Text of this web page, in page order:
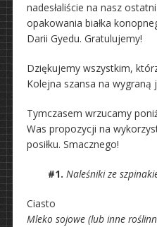
nadesłaliście na nasz
opakowania białka
Darii Gyedu. Gratulujemy!
Dziękujemy wszystkim,
Kolejna szansa na wygraną
Tymczasem wrzucamy
Was propozycji na
posiłku. Smacznego!
#1. Naleśniki ze
Ciasto
Mleko sojowe (lub inne